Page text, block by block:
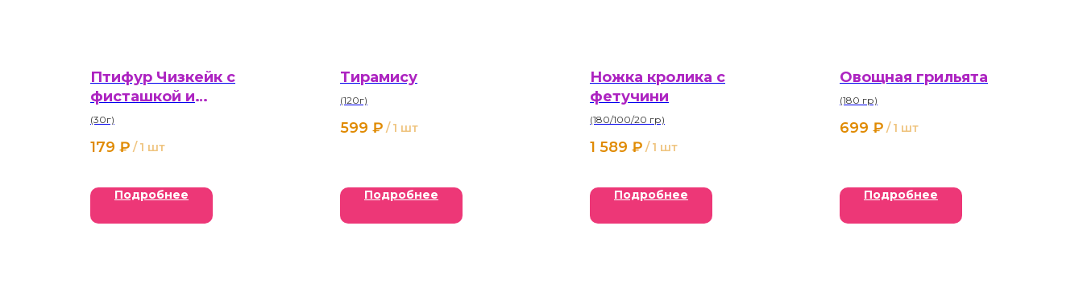
Птифур Чизкейк с
фисташкой и
клубникой
(30г)
179 ₽ / 1 шт
Подробнее
Тирамису
(120г)
599 ₽ / 1 шт
Подробнее
Ножка кролика с
фетучини
(180/100/20 гр)
1 589 ₽ / 1 шт
Подробнее
Овощная грильята
(180 гр)
699 ₽ / 1 шт
Подробнее